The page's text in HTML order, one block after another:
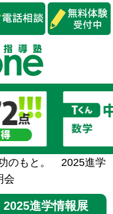
のもと。 2025進学
会
進学情報展